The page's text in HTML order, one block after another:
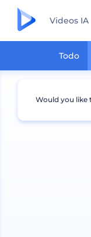
Videos IA
Todo
Would you like